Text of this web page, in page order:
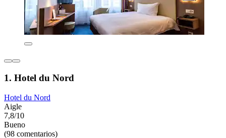
1. Hotel du Nord
Hotel du Nord
Aigle
7,8/10
Bueno
(98 comentarios)